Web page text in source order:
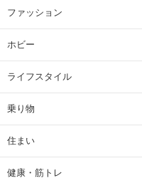
ファッション
ホビー
ライフスタイル
乗り物
住まい
健康・筋トレ